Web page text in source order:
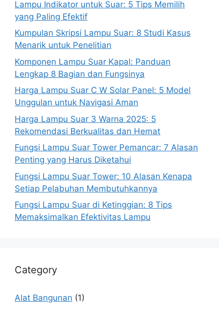
Lampu Indikator untuk Suar: 5 Tips Memilih
yang Paling Efektif
Kumpulan Skripsi Lampu Suar: 8 Studi Kasus
Menarik untuk Penelitian
Komponen Lampu Suar Kapal: Panduan
Lengkap 8 Bagian dan Fungsinya
Harga Lampu Suar C W Solar Panel: 5 Model
Unggulan untuk Navigasi Aman
Harga Lampu Suar 3 Warna 2025: 5
Rekomendasi Berkualitas dan Hemat
Fungsi Lampu Suar Tower Pemancar: 7 Alasan
Penting yang Harus Diketahui
Fungsi Lampu Suar Tower: 10 Alasan Kenapa
Setiap Pelabuhan Membutuhkannya
Fungsi Lampu Suar di Ketinggian: 8 Tips
Memaksimalkan Efektivitas Lampu
Category
Alat Bangunan (1)